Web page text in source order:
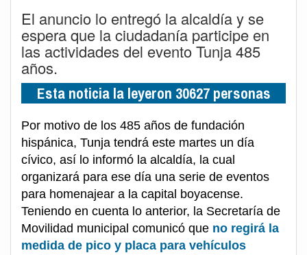
El anuncio lo entregó la alcaldía y se
espera que la ciudadanía participe en
las actividades del evento Tunja 485
años.
Esta noticia la leyeron 30627 personas
Por motivo de los 485 años de fundación
hispánica, Tunja tendrá este martes un día
cívico, así lo informó la alcaldía, la cual
organizará para ese día una serie de eventos
para homenajear a la capital boyacense.
Teniendo en cuenta lo anterior, la Secretaría de
Movilidad municipal comunicó que no regirá la
medida de pico y placa para vehículos